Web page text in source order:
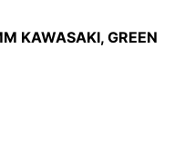
KAWASAKI, GREEN